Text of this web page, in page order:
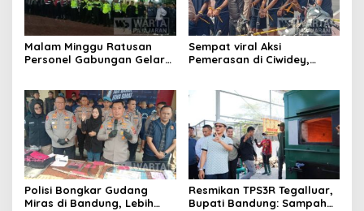
Malam Minggu Ratusan
Personel Gabungan Gelar
Sempat viral Aksi
Pemerasan di Ciwidey,
Polisi Bongkar Gudang
Miras di Bandung, Lebih
Resmikan TPS3R Tegalluar,
Bupati Bandung: Sampah